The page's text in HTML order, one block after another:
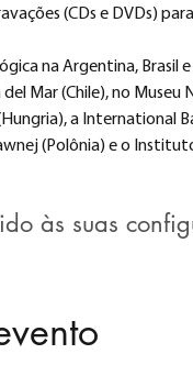
(CDs e DVDs)
na Argentina, Brasil
del Mar (Chile), no
a International
(Polônia) e o
às suas